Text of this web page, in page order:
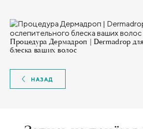
Процедура Дермадроп | Dermadrop
блеска ваших волос
НАЗАД